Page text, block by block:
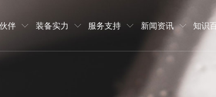
伴 装备实力 服务支持 新闻资讯 知识